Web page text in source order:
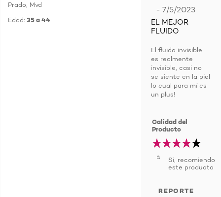
Prado, Mvd
Edad: 35 a 44
- 7/5/2023
EL MEJOR
FLUIDO
El fluido invisible
es realmente
invisible, casi no
se siente en la piel
lo cual para mí es
un plus!
Calidad del
Producto
Si, recomiendo
este producto
REPORTE